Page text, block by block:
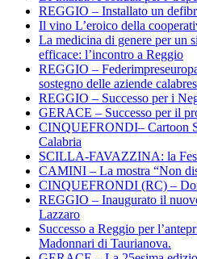
REGGIO – Installato un
Il vino L’eroico della
La medicina di genere per un
efficace: l’incontro a Reggio
REGGIO –
sostegno delle aziende
REGGIO – Successo per i
GERACE – Successo per il
CINQUEFRONDI– Cartoon
Calabria
SCILLA-FAVAZZINA: la
CAMINI – La mostra “Non
CINQUEFRONDI (RC) –
REGGIO – Inaugurato il
Lazzaro
Successo a Reggio per
Madonnari di Taurianova.